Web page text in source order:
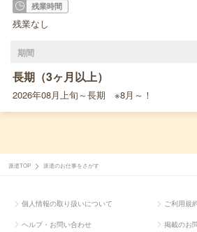
残業時間
残業なし
期間
長期（3ヶ月以上）
2026年08月上旬～長期 ※8月～！
派遣TOP 派遣のお仕事をさがす
個人情報の取り扱いについて ご利用規
ヘルプ・お問い合わせ 掲載のお